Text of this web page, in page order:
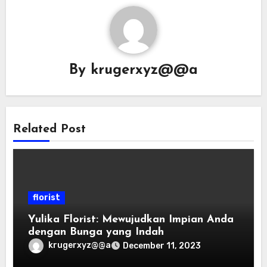
By krugerxyz@@a
Related Post
florist
Yulika Florist: Mewujudkan Impian Anda
dengan Bunga yang Indah
krugerxyz@@a December 11, 2023